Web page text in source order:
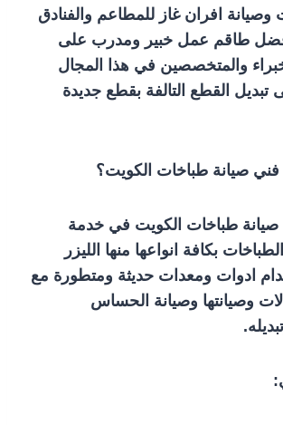
وصيانة افران غاز للمطاعم والفنادق
طاقم عمل خبير ومدرب على
والمتخصصين في هذا المجال
القطع التالفة بقطع جديدة
صيانة طباخات الكويت؟
طباخات الكويت في خدمة
بكافة انواعها منها الليزر
ادوات ومعدات حديثة ومتطورة مع
وصيانتها وصيانة الحساس